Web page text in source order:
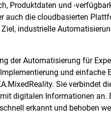
Produktdaten und -
die cloudbasierten
industrielle
der Automatisierung für
und
Sie verbindet
digitalen Informationen
erkannt und behoben